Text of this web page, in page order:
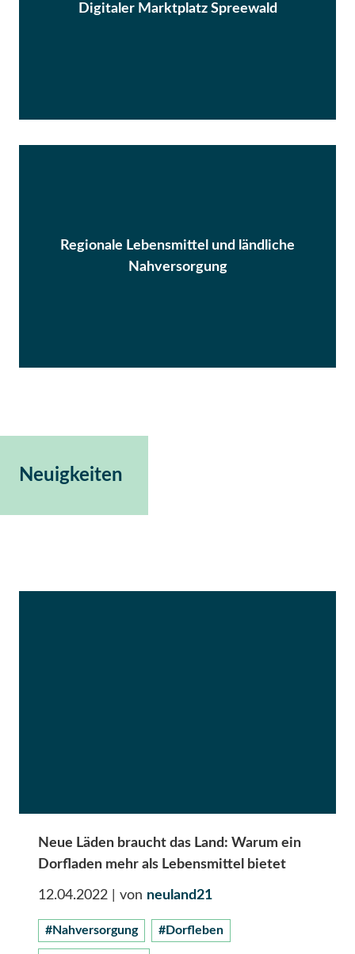
Digitaler Marktplatz Spreewald
Regionale Lebensmittel und ländliche
Nahversorgung
Neuigkeiten
Neue Läden braucht das Land: Warum ein
Dorfladen mehr als Lebensmittel bietet
12.04.2022 | von neuland21
#Nahversorgung #Dorfleben